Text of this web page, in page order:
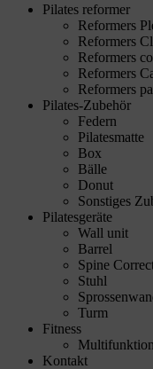
Pilates reformer
Reformers
Reformers
Reformers
Reformers
Reformers
Pilates-Zubehör
Federn
Pilatesmatte
Box
Bälle
Donut
Sonstiges
Pilatesgeräte
Wall unit
Barrel
Spine
Stuhl
Turm
Fitness
Kontakt